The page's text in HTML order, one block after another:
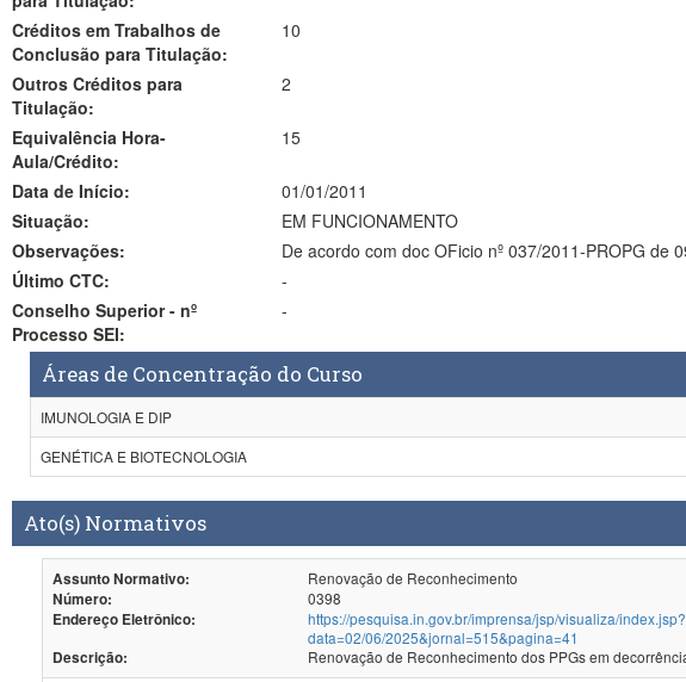
Créditos em Trabalhos de
Conclusão para Titulação:
10
Outros Créditos para
Titulação:
2
Equivalência Hora-
Aula/Crédito:
15
Data de Início:
01/01/2011
Situação:
EM FUNCIONAMENTO
Observações:
Último CTC:
-
Conselho Superior - nº
Processo SEI:
-
Áreas de Concentração do Curso
IMUNOLOGIA E DIP
GENÉTICA E BIOTECNOLOGIA
Ato(s) Normativos
Assunto Normativo: Renovação de Reconhecimento
Número:
0398
Endereço Eletrônico:
https://pesquisa.in.gov.br/imprensa/jsp/visualiza/index.jsp?
data=02/06/2025&jornal=515&pagina=41
Descrição:
Renovação de Reconhecimento dos PPGs em